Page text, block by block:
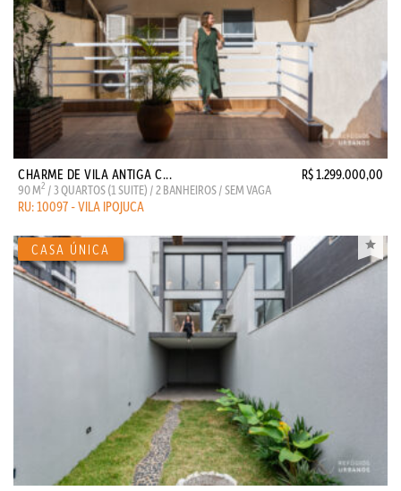
CHARME DE VILA ANTIGA C... R$ 1.299.000,00
90 M2 / 3 QUARTOS (1 SUITE) / 2 BANHEIROS / SEM VAGA
RU: 10097 - VILA IPOJUCA